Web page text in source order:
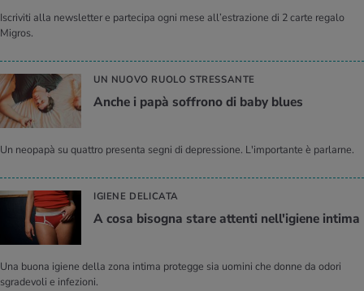
Iscriviti alla newsletter e partecipa ogni mese all’estrazione di 2 carte regalo
Migros.
UN NUOVO RUOLO STRESSANTE
Anche i papà soffrono di baby blues
Un neopapà su quattro presenta segni di depressione. L'importante è parlarne.
IGIENE DELICATA
A cosa bisogna stare attenti nell'igiene intima
Una buona igiene della zona intima protegge sia uomini che donne da odori
sgradevoli e infezioni.